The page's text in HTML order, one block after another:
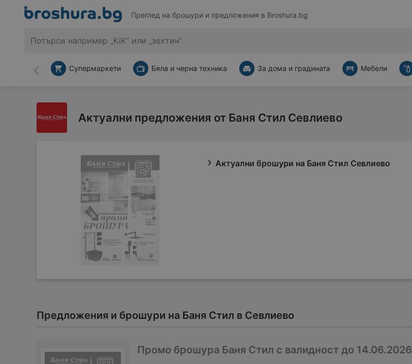
Преглед на брошури и предложения в Broshura.bg
Назад
Супермаркети Бяла и черна техника За дома и градината Мебели
Актуални предложения от Баня Стил Севлиево
Актуални брошури на Баня Стил Севлиево
Предложения и брошури на Баня Стил в Севлиево
Промо брошура Баня Стил с валидност до 14.06.2026